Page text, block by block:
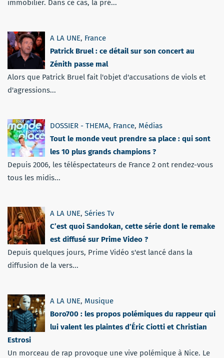
immobilier. Dans ce cas, la pré...
A LA UNE, France
Patrick Bruel : ce détail sur son concert au
Zénith passe mal
Alors que Patrick Bruel fait l'objet d'accusations de viols et
d'agressions...
DOSSIER - THEMA, France, Médias
Tout le monde veut prendre sa place : qui sont
les 10 plus grands champions ?
Depuis 2006, les téléspectateurs de France 2 ont rendez-vous
tous les midis...
A LA UNE, Séries Tv
C’est quoi Sandokan, cette série dont le remake
est diffusé sur Prime Video ?
Depuis quelques jours, Prime Vidéo s'est lancé dans la
diffusion de la vers...
A LA UNE, Musique
Boro700 : les propos polémiques du rappeur qui
lui valent les plaintes d’Éric Ciotti et Christian
Estrosi
Un morceau de rap provoque une vive polémique à Nice. Le